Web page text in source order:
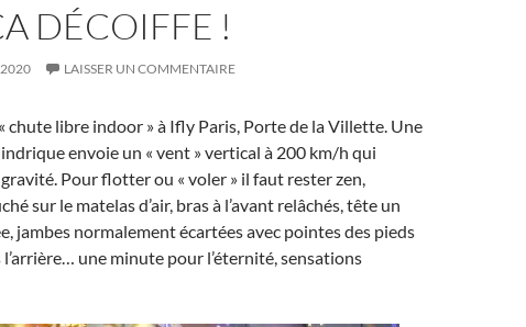
DÉCOIFFE !
LAISSER UN COMMENTAIRE
chute libre indoor » à Ifly Paris, Porte de la Villette. Une
envoie un « vent » vertical à 200 km/h qui
Pour flotter ou « voler » il faut rester zen,
sur le matelas d’air, bras à l’avant relâchés, tête un
jambes normalement écartées avec pointes des pieds
une minute pour l’éternité, sensations